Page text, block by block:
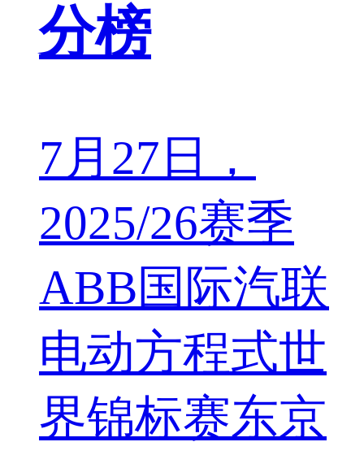
分榜
7月27日，
2025/26赛季
ABB国际汽联
电动方程式世
界锦标赛东京